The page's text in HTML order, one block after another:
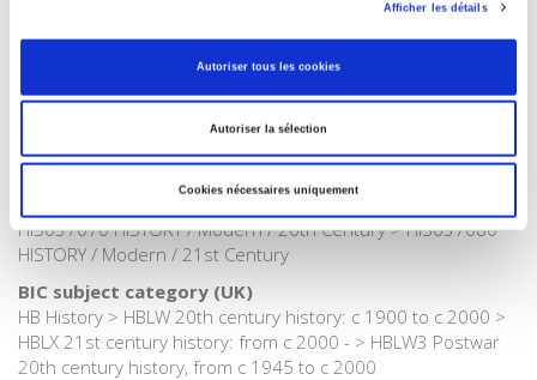
Afficher les détails
Autoriser tous les cookies
Autoriser la sélection
Cookies nécessaires uniquement
History by subject
HIS000000 HISTORY > HIS037030 HISTORY / Modern >
HIS037070 HISTORY / Modern / 20th Century > HIS037080
HISTORY / Modern / 21st Century
BIC subject category (UK)
HB History > HBLW 20th century history: c 1900 to c 2000 >
HBLX 21st century history: from c 2000 - > HBLW3 Postwar
20th century history, from c 1945 to c 2000